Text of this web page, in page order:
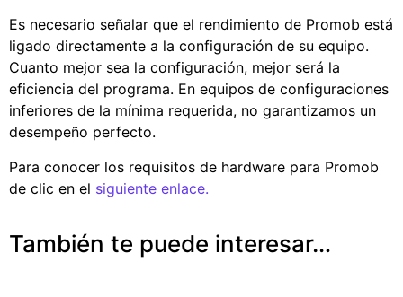
Es necesario señalar que el rendimiento de Promob está
ligado directamente a la configuración de su equipo.
Cuanto mejor sea la configuración, mejor será la
eficiencia del programa. En equipos de configuraciones
inferiores de la mínima requerida, no garantizamos un
desempeño perfecto.
Para conocer los requisitos de hardware para Promob
de clic en el siguiente enlace.
También te puede interesar…